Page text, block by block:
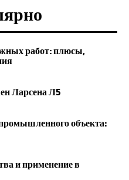
работ: плюсы,
Ларсена Л5
объекта:
и применение в